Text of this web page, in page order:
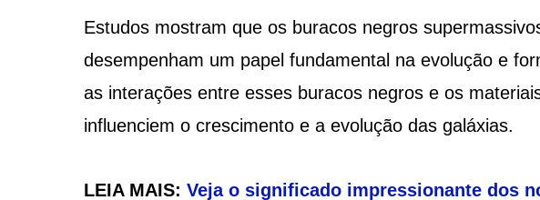
Estudos mostram que os buracos negros
desempenham um papel fundamental na evolução e
as interações entre esses buracos negros e os
influenciem o crescimento e a evolução das galáxias.
LEIA MAIS: Veja o significado impressionante dos